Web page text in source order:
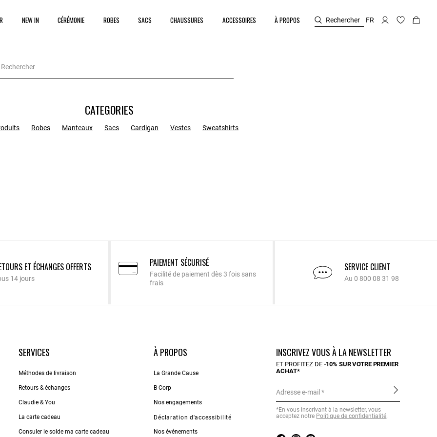
NEW IN CÉRÉMONIE ROBES SACS CHAUSSURES ACCESSOIRES À PROPOS Rechercher FR
CATEGORIES
Robes Manteaux Sacs Cardigan Vestes Sweatshirts
ET ÉCHANGES OFFERTS
14 jours
PAIEMENT SÉCURISÉ
Facilité de paiement dès 3 fois sans
frais
SERVICE CLIENT
Au 0 800 08 31 98
SERVICES
Méthodes de livraison
Retours & échanges
Claudie & You
La carte cadeau
Consuler le solde ma carte cadeau
À PROPOS
La Grande Cause
B Corp
Nos engagements
Déclaration d'accessibilité
Nos événements
INSCRIVEZ VOUS À LA NEWSLETTER
ET PROFITEZ DE -10% SUR VOTRE PREMIER
ACHAT*
Adresse e-mail
*En vous inscrivant à la newsletter, vous
acceptez notre Politique de confidentialité.